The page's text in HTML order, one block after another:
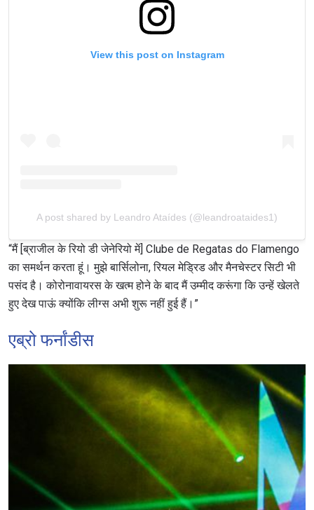
View this post on Instagram
A post shared by Leandro Ataídes (@leandroataides1)
“मैं [ब्राजील के रियो डी जेनेरियो में] Clube de Regatas do Flamengo
का समर्थन करता हूं। मुझे बार्सिलोना, रियल मेड्रिड और मैनचेस्टर सिटी भी
पसंद है। कोरोनावायरस के खत्म होने के बाद मैं उम्मीद करूंगा कि उन्हें खेलते
हुए देख पाऊं क्योंकि लीग्स अभी शुरू नहीं हुई हैं।”
एब्रो फर्नांडीस